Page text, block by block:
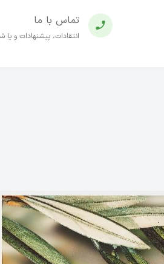
تماس با ما
انتقادات، پیشنهادات و یا